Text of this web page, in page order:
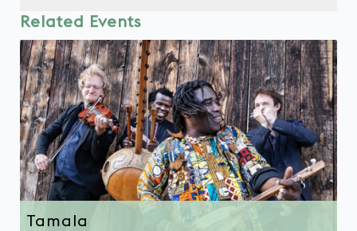
Related Events
Tamala